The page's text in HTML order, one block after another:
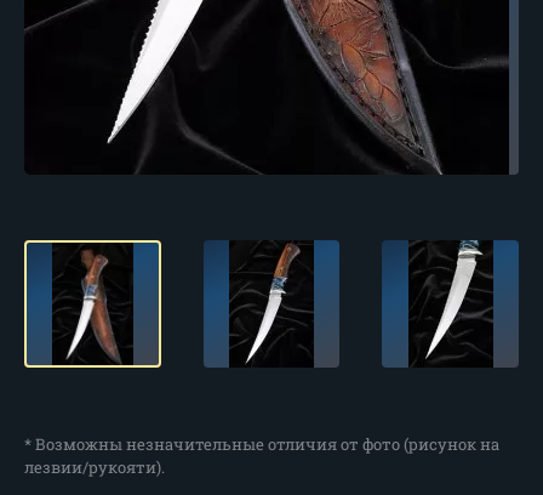
* Возможны незначительные отличия от фото (рисунок на
лезвии/рукояти).